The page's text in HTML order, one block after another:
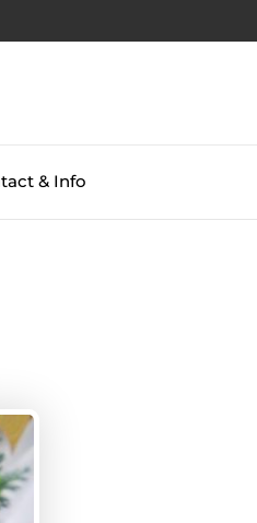
& Info